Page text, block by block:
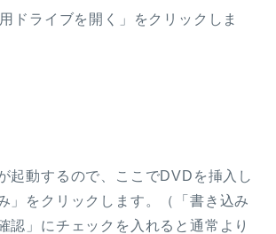
ドライブを開く」をクリックしま
起動するので、ここでDVDを挿入し
」をクリックします。（「書き込み
認」にチェックを入れると通常より